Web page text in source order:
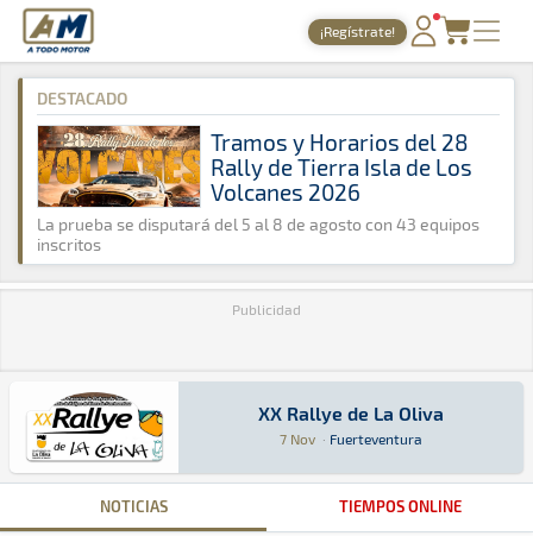
A Todo Motor · Revista del motor desde 1999
¡Regístrate!
PORTADA
TIEMPOS ONLINE
NOTICIAS
AGENDA
GALERÍAS
A Todo Motor » Agenda » 2009 » Noviembre
DESTACADO
Tramos y Horarios del 28
Rally de Tierra Isla de Los
Volcanes 2026
La prueba se disputará del 5 al 8 de agosto con 43 equipos
inscritos
Publicidad
XX Rallye de La Oliva
XX Rallye de La Oliva
7 Nov · Fuerteventura
Tierra · XX Rallye de La Oliva: Aquí podrás
FuerteventuraFuerteventura
NOTICIAS TIEMPOS ONLINE